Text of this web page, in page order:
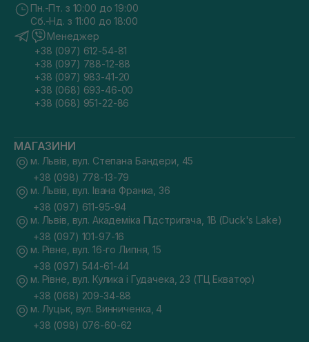
Пн.-Пт. з 10:00 до 19:00
Сб.-Нд. з 11:00 до 18:00
Менеджер
+38 (097) 612-54-81
+38 (097) 788-12-88
+38 (097) 983-41-20
+38 (068) 693-46-00
+38 (068) 951-22-86
МАГАЗИНИ
м. Львів, вул. Степана Бандери, 45
+38 (098) 778-13-79
м. Львів, вул. Івана Франка, 36
+38 (097) 611-95-94
м. Львів, вул. Академіка Підстригача, 1В (Duck's Lake)
+38 (097) 101-97-16
м. Рівне, вул. 16-го Липня, 15
+38 (097) 544-61-44
м. Рівне, вул. Кулика і Гудачека, 23 (ТЦ Екватор)
+38 (068) 209-34-88
м. Луцьк, вул. Винниченка, 4
+38 (098) 076-60-62